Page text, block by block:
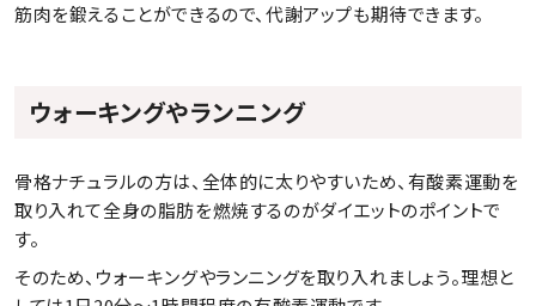
筋肉を鍛えることができるので、代謝アップも期待できます。
ウォーキングやランニング
骨格ナチュラルの方は、全体的に太りやすいため、有酸素運動を
取り入れて全身の脂肪を燃焼するのがダイエットのポイントで
す。
そのため、ウォーキングやランニングを取り入れましょう。理想と